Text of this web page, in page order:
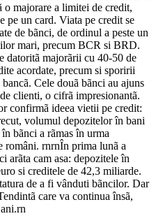
o majorare a limitei de credit,
pe un card. Viata pe credit se
de bãnci, de ordinul a peste un
mari, precum BCR si BRD.
datoritã majorãrii cu 40-50 de
acordate, precum si sporirii
Cele douã bãnci au ajuns
clienti, o cifrã impresionantã.
confirmã ideea vietii pe credit:
volumul depozitelor în bani
bãnci a rãmas în urma
români. rnrnÎn prima lunã a
arãta cam asa: depozitele în
si creditele de 42,3 miliarde.
de a fi vânduti bãncilor. Dar
care va continua însã,